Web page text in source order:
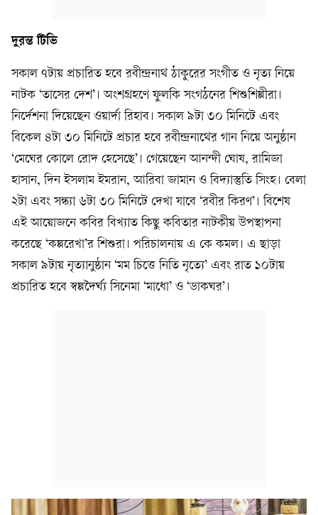
দুরন্ত টিভি
সকাল ৭টায় প্রচারিত হবে রবীন্দ্রনাথ ঠাকুরের সংগীত ও নৃত্য নিয়ে
নাটক ‘তাসের দেশ’। অংশগ্রহণে ফুলকি সংগঠনের শিশুশিল্পীরা।
নির্দেশনা দিয়েছেন ওয়ার্দা রিহাব। সকাল ৯টা ৩০ মিনিটে এবং
বিকেল ৪টা ৩০ মিনিটে প্রচার হবে রবীন্দ্রনাথের গান নিয়ে অনুষ্ঠান
‘মেঘের কোলে রোদ হেসেছে’। গেয়েছেন আনন্দী ঘোষ, রামিজা
হাসান, দিন ইসলাম ইমরান, আরিবা জামান ও বিদ্যাস্তুতি সিংহ। বেলা
২টা এবং সন্ধ্যা ৬টা ৩০ মিনিটে দেখা যাবে ‘রবীর কিরণ’। বিশেষ
এই আয়োজনে কবির বিখ্যাত কিছু কবিতার নাটকীয় উপস্থাপনা
করেছে ‘কল্পরেখা’র শিশুরা। পরিচালনায় এ কে কমল। এ ছাড়া
সকাল ৯টায় নৃত্যানুষ্ঠান ‘মম চিত্তে নিতি নৃত্যে’ এবং রাত ১০টায়
প্রচারিত হবে স্বল্পদৈর্ঘ্য সিনেমা ‘মাধো’ ও ‘ডাকঘর’।